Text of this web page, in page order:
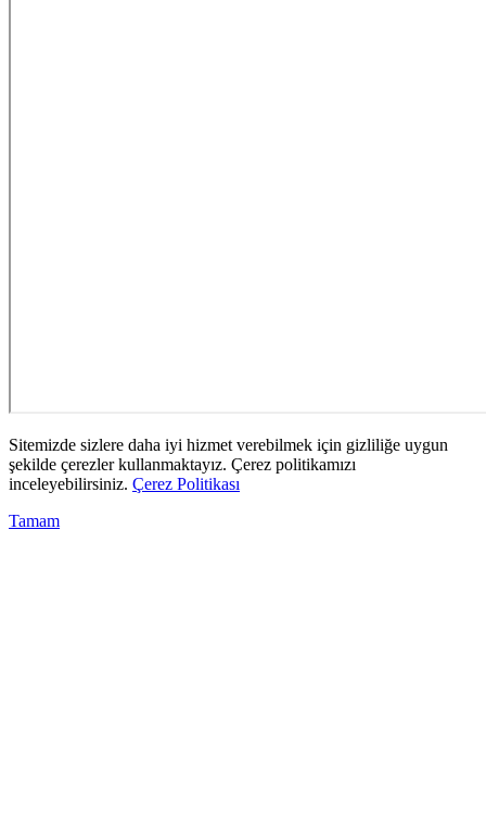
Sitemizde sizlere daha iyi hizmet verebilmek için gizliliğe uygun
şekilde çerezler kullanmaktayız. Çerez politikamızı
inceleyebilirsiniz. Çerez Politikası
Tamam